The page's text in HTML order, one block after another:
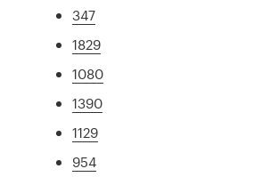
347
1829
1080
1390
1129
954